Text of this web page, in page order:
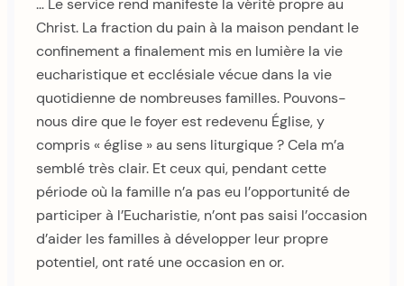
… Le service rend manifeste la vérité propre au
Christ. La fraction du pain à la maison pendant le
confinement a finalement mis en lumière la vie
eucharistique et ecclésiale vécue dans la vie
quotidienne de nombreuses familles. Pouvons-
nous dire que le foyer est redevenu Église, y
compris « église » au sens liturgique ? Cela m’a
semblé très clair. Et ceux qui, pendant cette
période où la famille n’a pas eu l’opportunité de
participer à l’Eucharistie, n’ont pas saisi l’occasion
d’aider les familles à développer leur propre
potentiel, ont raté une occasion en or.